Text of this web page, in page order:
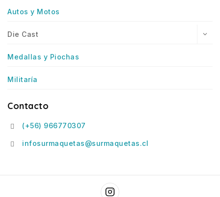
Autos y Motos
Die Cast
Medallas y Piochas
Militaría
Contacto
(+56) 966770307
infosurmaquetas@surmaquetas.cl